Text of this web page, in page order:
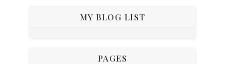
MY BLOG LIST
PAGES